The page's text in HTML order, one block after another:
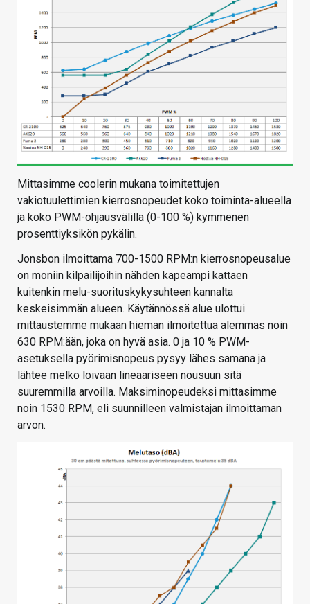
Mittasimme coolerin mukana toimitettujen
vakiotuulettimien kierrosnopeudet koko toiminta-alueella
ja koko PWM-ohjausvälillä (0-100 %) kymmenen
prosenttiyksikön pykälin.
Jonsbon ilmoittama 700-1500 RPM:n kierrosnopeusalue
on moniin kilpailijoihin nähden kapeampi kattaen
kuitenkin melu-suorituskykysuhteen kannalta
keskeisimmän alueen. Käytännössä alue ulottui
mittaustemme mukaan hieman ilmoitettua alemmas noin
630 RPM:ään, joka on hyvä asia. 0 ja 10 % PWM-
asetuksella pyörimisnopeus pysyy lähes samana ja
lähtee melko loivaan lineaariseen nousuun sitä
suuremmilla arvoilla. Maksiminopeudeksi mittasimme
noin 1530 RPM, eli suunnilleen valmistajan ilmoittaman
arvon.